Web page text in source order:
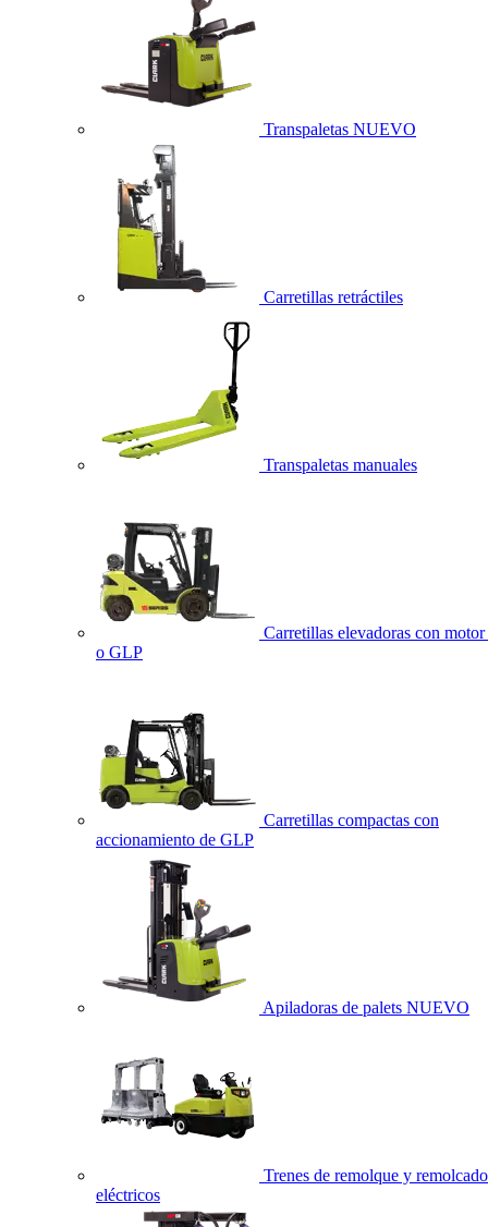
Transpaletas NUEVO
Carretillas retráctiles
Transpaletas manuales
Carretillas elevadoras con motor
o GLP
Carretillas compactas con
accionamiento de GLP
Apiladoras de palets NUEVO
Trenes de remolque y
eléctricos